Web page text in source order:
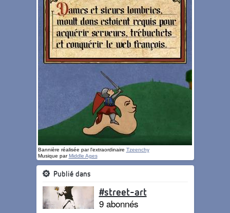
Bannière réalisée par l'extraordinaire Tzeenchy
Musique parMiddle Ages
Publié dans
#street-art
9 abonnés